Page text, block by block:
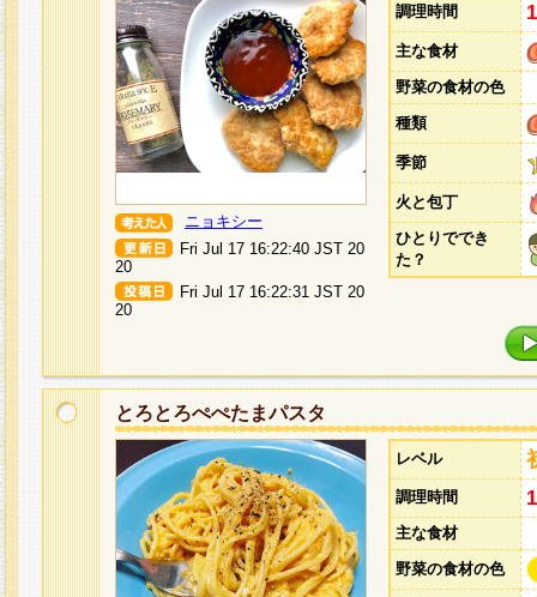
ニョキシー
Fri Jul 17 16:22:40 JST 20
20
Fri Jul 17 16:22:31 JST 20
20
調理時間
主な食材
野菜の食材の色
種類
季節
火と包丁
ひとりででき
た？
とろとろぺぺたまパスタ
レベル
調理時間
主な食材
野菜の食材の色